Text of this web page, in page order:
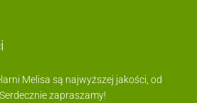
Melisa są najwyższej jakości, od
zapraszamy!